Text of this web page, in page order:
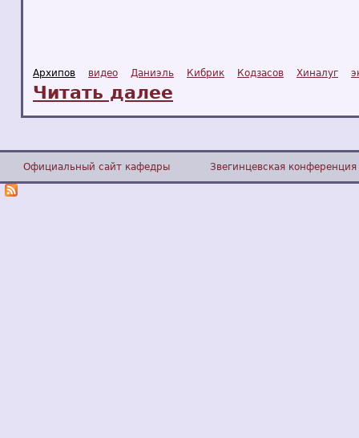
Архипов видео Даниэль Кибрик Кодзасов Хиналуг
Читать далее
Официальный сайт кафедры Звегинцевская конференция